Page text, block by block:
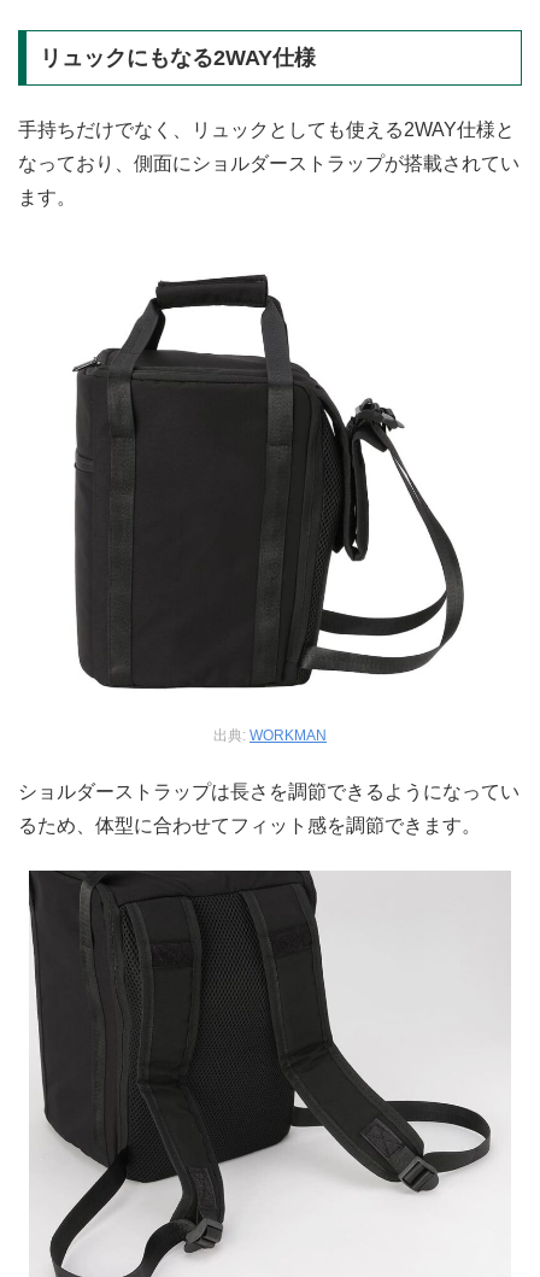
リュックにもなる2WAY仕様
手持ちだけでなく、リュックとしても使える2WAY仕様と
なっており、側面にショルダーストラップが搭載されてい
ます。
出典: WORKMAN
ショルダーストラップは長さを調節できるようになってい
るため、体型に合わせてフィット感を調節できます。